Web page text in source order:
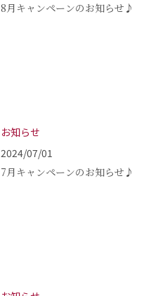
8月キャンペーンのお知らせ♪
お知らせ
2024/07/01
7月キャンペーンのお知らせ♪